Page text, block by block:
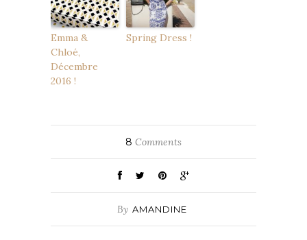
Emma &
Chloé,
Décembre
2016 !
Spring Dress !
8 Comments
By AMANDINE